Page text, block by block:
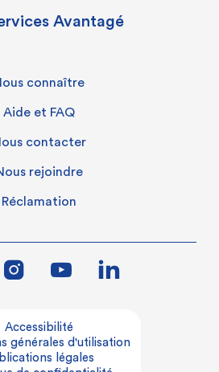
Avantagé
connaître
Aide et FAQ
contacter
rejoindre
Réclamation
Accessibilité
générales d'utilisation
légales